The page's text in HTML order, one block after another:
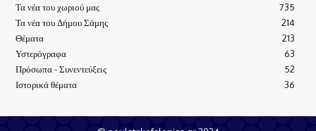
Τα νέα του χωριού μας
735
Τα νέα του Δήμου Σάμης
214
Θέματα
213
Υστερόγραφα
63
Πρόσωπα - Συνεντεύξεις
52
Ιστορικά θέματα
36